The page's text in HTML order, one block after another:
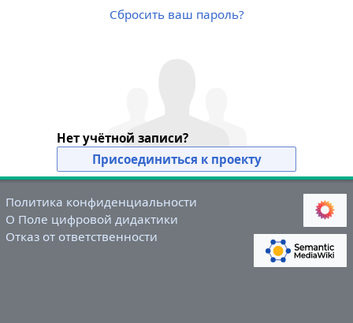
Сбросить ваш пароль?
Нет учётной записи?
Присоединиться к проекту
Политика конфиденциальности
О Поле цифровой дидактики
Отказ от ответственности